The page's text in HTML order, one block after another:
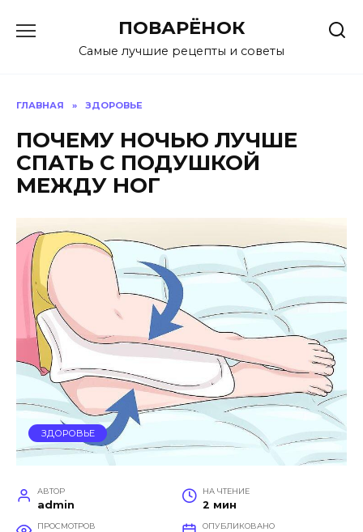
содержанию
ПОВАРЁНОК
Самые лучшие рецепты и советы
ГЛАВНАЯ » ЗДОРОВЬЕ
ПОЧЕМУ НОЧЬЮ ЛУЧШЕ
СПАТЬ С ПОДУШКОЙ
МЕЖДУ НОГ
ЗДОРОВЬЕ
АВТОР
admin
НА ЧТЕНИЕ
2 мин
ПРОСМОТРОВ ОПУБЛИКОВАНО